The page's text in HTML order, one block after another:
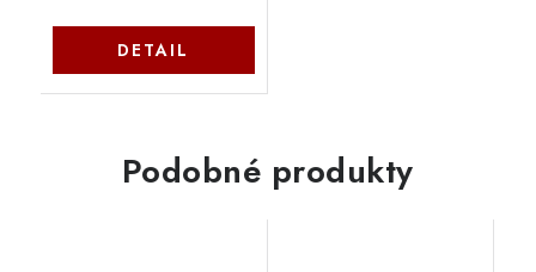
DETAIL
Podobné produkty